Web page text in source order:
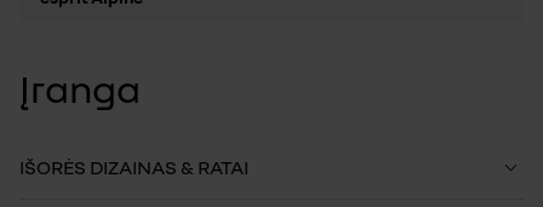
Įranga
IŠORĖS DIZAINAS & RATAI